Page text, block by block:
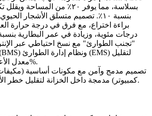
بسلاسة، مما يوفر ٢٠٪ من المساحة
بنسبة ١٠٪. تصميم متسلق الأشجار
"تجنب الطوارئ" مع نسخ احتياطي عبر
معدل الأعطال بنسبة 5%.
تصميم مدمج وآمن مع مكونات أساسية
كمبيوتر) مدمجة داخل الخزانة لتقليل خطر الأعطال الخفية.